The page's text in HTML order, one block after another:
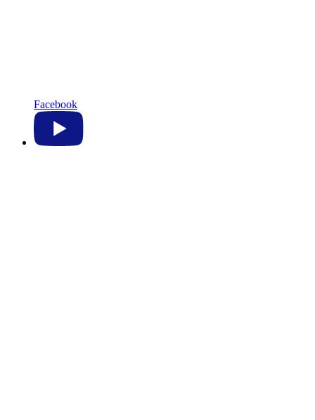
Facebook